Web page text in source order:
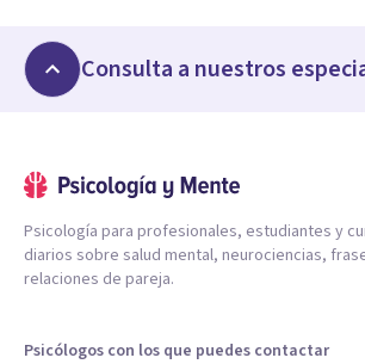
Consulta a nuestros
Psicología para profesionales, estudiantes y
diarios sobre salud mental, neurociencias,
relaciones de pareja.
Psicólogos con los que puedes contactar